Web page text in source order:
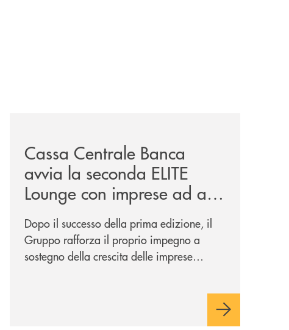
Cassa Centrale Banca
avvia la seconda ELITE
Lounge con imprese ad alto
potenziale
Dopo il successo della prima edizione, il
Gruppo rafforza il proprio impegno a
sostegno della crescita delle imprese